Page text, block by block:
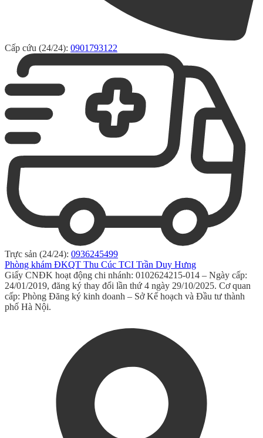
Cấp cứu (24/24): 0901793122
Trực sản (24/24): 0936245499
Phòng khám ĐKQT Thu Cúc TCI Trần Duy Hưng
Giấy CNĐK hoạt động chi nhánh: 0102624215-014 – Ngày cấp:
24/01/2019, đăng ký thay đổi lần thứ 4 ngày 29/10/2025. Cơ quan
cấp: Phòng Đăng ký kinh doanh – Sở Kế hoạch và Đầu tư thành
phố Hà Nội.